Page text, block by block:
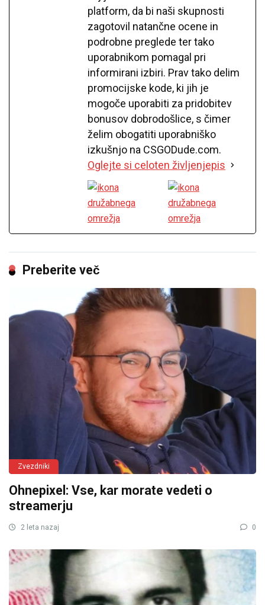
platform, da bi naši skupnosti
zagotovil natančne ocene in
podrobne preglede ter tako
uporabnikom pomagal pri
informirani izbiri. Prav tako delim
promocijske kode, ki jih je
mogoče uporabiti za pridobitev
bonusov dobrodošlice, s čimer
želim obogatiti uporabniško
izkušnjo na CSGODude.com.
Oglejte si celoten življenjepis
Preberite več
Zvezdniki
Ohnepixel: Vse, kar morate vedeti o
streamerju
2 leta nazaj 0